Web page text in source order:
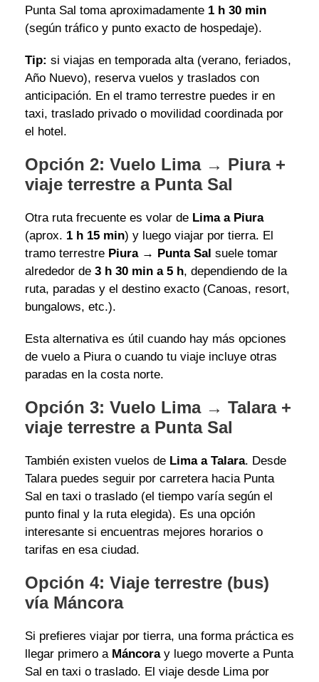
Punta Sal toma aproximadamente 1 h 30 min
(según tráfico y punto exacto de hospedaje).
Tip: si viajas en temporada alta (verano, feriados,
Año Nuevo), reserva vuelos y traslados con
anticipación. En el tramo terrestre puedes ir en
taxi, traslado privado o movilidad coordinada por
el hotel.
Opción 2: Vuelo Lima → Piura +
viaje terrestre a Punta Sal
Otra ruta frecuente es volar de Lima a Piura
(aprox. 1 h 15 min) y luego viajar por tierra. El
tramo terrestre Piura → Punta Sal suele tomar
alrededor de 3 h 30 min a 5 h, dependiendo de la
ruta, paradas y el destino exacto (Canoas, resort,
bungalows, etc.).
Esta alternativa es útil cuando hay más opciones
de vuelo a Piura o cuando tu viaje incluye otras
paradas en la costa norte.
Opción 3: Vuelo Lima → Talara +
viaje terrestre a Punta Sal
También existen vuelos de Lima a Talara. Desde
Talara puedes seguir por carretera hacia Punta
Sal en taxi o traslado (el tiempo varía según el
punto final y la ruta elegida). Es una opción
interesante si encuentras mejores horarios o
tarifas en esa ciudad.
Opción 4: Viaje terrestre (bus)
vía Máncora
Si prefieres viajar por tierra, una forma práctica es
llegar primero a Máncoray luego moverte a Punta
Sal en taxi o traslado. El viaje desde Lima por